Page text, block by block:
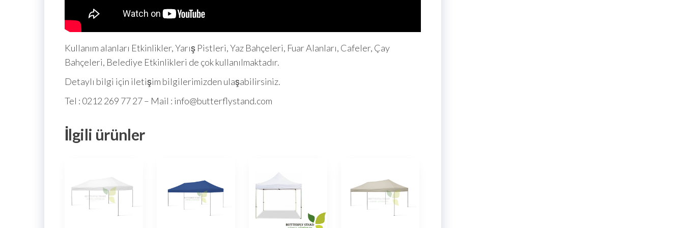
Kullanım alanları Etkinlikler, Yarış Pistleri, Yaz Bahçeleri, Fuar Alanları, Cafeler, Çay
Bahçeleri, Belediye Etkinlikleri de çok kullanılmaktadır.
Detaylı bilgi için iletişim bilgilerimizden ulaşabilirsiniz.
Tel : 0212 269 77 27 – Mail : info@butterflystand.com
İlgili ürünler